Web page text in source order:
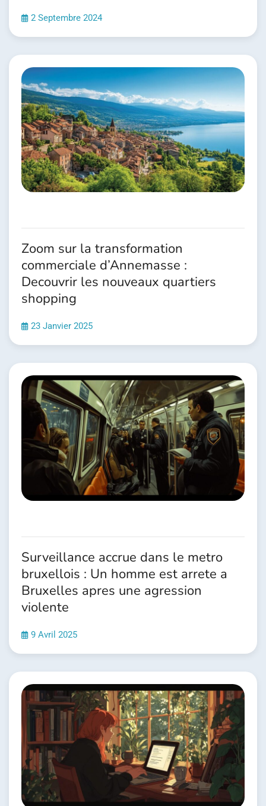
2 Septembre 2024
Zoom sur la transformation
commerciale d’Annemasse :
Decouvrir les nouveaux quartiers
shopping
23 Janvier 2025
Surveillance accrue dans le metro
bruxellois : Un homme est arrete a
Bruxelles apres une agression
violente
9 Avril 2025